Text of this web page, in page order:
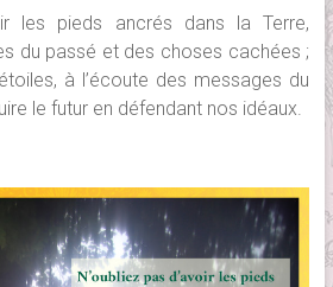
les pieds ancrés dans la Terre,
du passé et des choses cachées ;
à l’écoute des messages du
le futur en défendant nos idéaux.